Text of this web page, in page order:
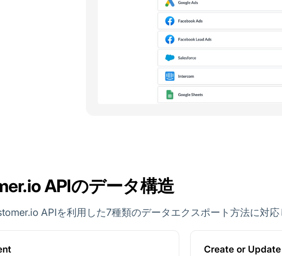
APIのデータ構造
APIを利用した7種類のデータエクスポート方法に対応
Create or